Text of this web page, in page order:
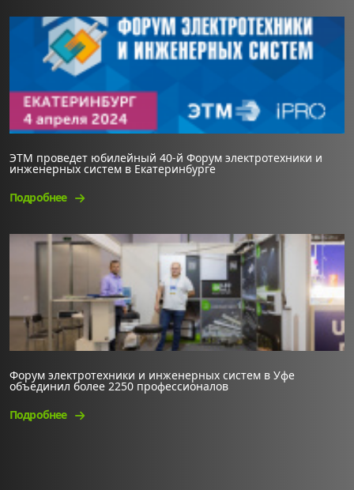
ЭТМ проведет юбилейный 40-й Форум электротехники и
инженерных систем в Екатеринбурге
Подробнее
Форум электротехники и инженерных систем в Уфе
объединил более 2250 профессионалов
Подробнее